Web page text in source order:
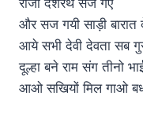
और सज गयी साड़ी बारात
आये सभी देवी देवता सब
दूल्हा बने राम संग तीनो
आओ सखियों मिल गाओ